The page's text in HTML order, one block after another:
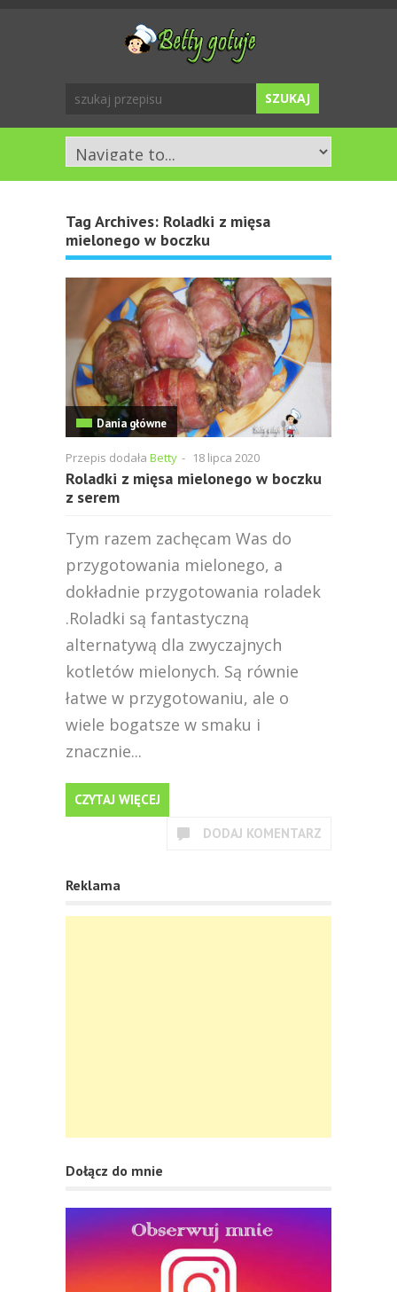
Tag Archives: Roladki z mięsa
mielonego w boczku
Dania główne
Przepis dodała Betty - 18 lipca 2020
Roladki z mięsa mielonego w boczku
z serem
Tym razem zachęcam Was do
przygotowania mielonego, a
dokładnie przygotowania roladek
.Roladki są fantastyczną
alternatywą dla zwyczajnych
kotletów mielonych. Są równie
łatwe w przygotowaniu, ale o
wiele bogatsze w smaku i
znacznie...
CZYTAJ WIĘCEJ
DODAJ KOMENTARZ
Reklama
Dołącz do mnie